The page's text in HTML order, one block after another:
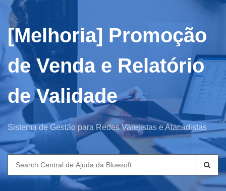
[Melhoria] Promoção
de Venda e Relatório
de Validade
Sistema de Gestão para Redes Varejistas e Atacadistas
Search
for: